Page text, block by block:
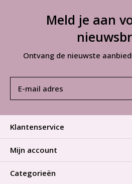
Meld je aan
Ontvang de nieuwste
Klantenservice
Mijn account
Categorieën